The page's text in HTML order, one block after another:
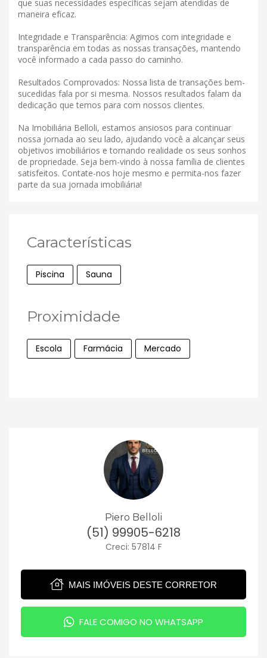
que suas necessidades específicas sejam atendidas de
maneira eficaz.
Integridade e Transparência: Agimos com integridade e
transparência em todas as nossas transações, mantendo
você informado a cada passo do caminho.
Resultados Comprovados: Nossa lista de transações bem-
sucedidas fala por si mesma. Nossos resultados falam da
dedicação que temos para com nossos clientes.
Na Imobiliária Belloli, estamos ansiosos para continuar
nossa jornada ao seu lado, ajudando você a alcançar seus
objetivos imobiliários e tornando realidade os seus sonhos
de propriedade. Seja bem-vindo à nossa família de clientes
satisfeitos. Contate-nos hoje mesmo e permita-nos fazer
parte da sua jornada imobiliária!
Características
Piscina Sauna
Proximidade
Escola Farmácia Mercado
Piero Belloli
(51) 99905-6218
Creci: 57814 F
MAIS IMÓVEIS DESTE CORRETOR
FALE COMIGO NO WHATSAPP